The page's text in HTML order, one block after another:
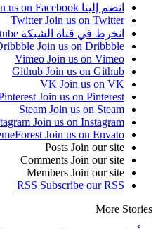
انضم إلينا Facebook us on Facebook
Twitter Join us on Twitter
انخرط في قناة الشبكة
Join us on Dribbble
Vimeo Join us on Vimeo
Github Join us on Github
VK Join us on VK
Join us on Pinterest
Steam Join us on Steam
Join us on Instagram
Join us on Envato
Posts Join our site
Comments Join our site
Members Join our site
RSS Subscribe our RSS
More Stories